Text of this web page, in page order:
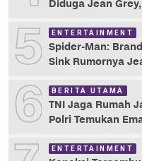
Diduga Jean
5 ENTERTAINMENT
Spider-Man:
Sink Rumornya
6 BERITA UTAMA
TNI Jaga Rumah
Polri Temukan
ENTERTAINMENT